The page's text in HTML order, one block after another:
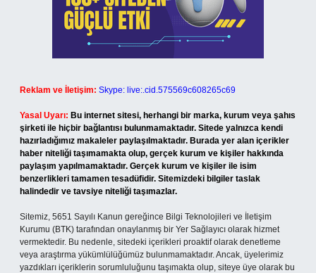
Reklam ve İletişim: Skype: live:.cid.575569c608265c69
Yasal Uyarı: Bu internet sitesi, herhangi bir marka, kurum veya şahıs
şirketi ile hiçbir bağlantısı bulunmamaktadır. Sitede yalnızca kendi
hazırladığımız makaleler paylaşılmaktadır. Burada yer alan içerikler
haber niteliği taşımamakta olup, gerçek kurum ve kişiler hakkında
paylaşım yapılmamaktadır. Gerçek kurum ve kişiler ile isim
benzerlikleri tamamen tesadüfidir. Sitemizdeki bilgiler taslak
halindedir ve tavsiye niteliği taşımazlar.
Sitemiz, 5651 Sayılı Kanun gereğince Bilgi Teknolojileri ve İletişim
Kurumu (BTK) tarafından onaylanmış bir Yer Sağlayıcı olarak hizmet
vermektedir. Bu nedenle, sitedeki içerikleri proaktif olarak denetleme
veya araştırma yükümlülüğümüz bulunmamaktadır. Ancak, üyelerimiz
yazdıkları içeriklerin sorumluluğunu taşımakta olup, siteye üye olarak bu